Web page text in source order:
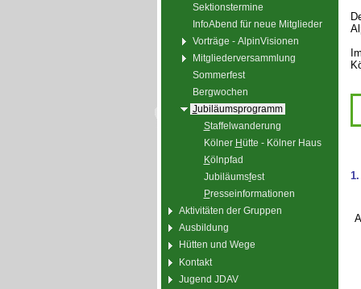
Sektionstermine
InfoAbend für neue Mitglieder
Vorträge - AlpinVisionen
Mitgliederversammlung
Sommerfest
Bergwochen
Jubiläumsprogramm
Staffelwanderung
Kölner Hütte - Kölner Haus
Kölnpfad
Jubiläumsfest
Presseinformationen
Aktivitäten der Gruppen
Ausbildung
Hütten und Wege
Kontakt
Jugend JDAV